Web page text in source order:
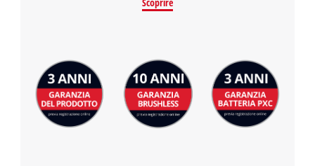
to trackers that are not disclosed to the
visitor. The website owner needs to setup
the site with their CMP to add this content
to the list of technologies used.
Powered byUsercentrics Consent
Scoprire